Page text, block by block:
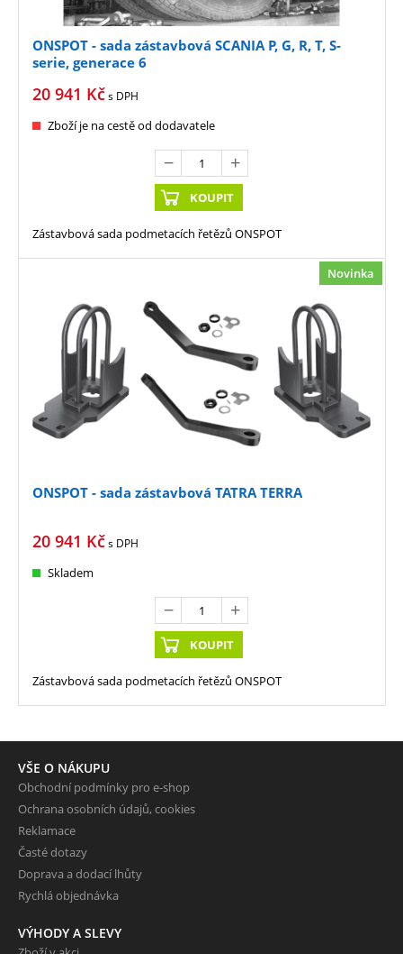
ONSPOT - sada zástavbová SCANIA P, G, R, T, S-
serie, generace 6
20 941 Kčs DPH
Zboží je na cestě od dodavatele
KOUPIT
Zástavbová sada podmetacích řetězů ONSPOT
Novinka
ONSPOT - sada zástavbová TATRA TERRA
20 941 Kčs DPH
Skladem
KOUPIT
Zástavbová sada podmetacích řetězů ONSPOT
VŠE O NÁKUPU
Obchodní podmínky pro e-shop
Ochrana osobních údajů, cookies
Reklamace
Časté dotazy
Doprava a dodací lhůty
Rychlá objednávka
VÝHODY A SLEVY